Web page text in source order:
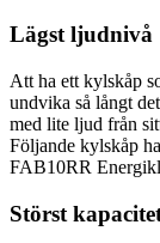
Lägst ljudnivå
Att ha ett kylskåp
undvika så långt
med lite ljud från
Följande kylskåp
FAB10RR
Störst